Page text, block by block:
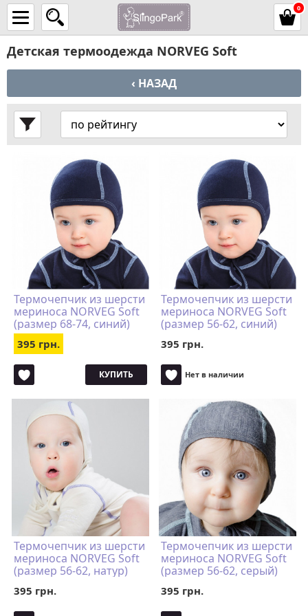
0
Детская термоодежда NORVEG Soft
‹ НАЗАД
Термочепчик из шерсти
мериноса NORVEG Soft
(размер 68-74, синий)
395 грн.
КУПИТЬ
Термочепчик из шерсти
мериноса NORVEG Soft
(размер 56-62, синий)
395 грн.
Нет в наличии
Термочепчик из шерсти
мериноса NORVEG Soft
(размер 56-62, натур)
395 грн.
Термочепчик из шерсти
мериноса NORVEG Soft
(размер 56-62, серый)
395 грн.